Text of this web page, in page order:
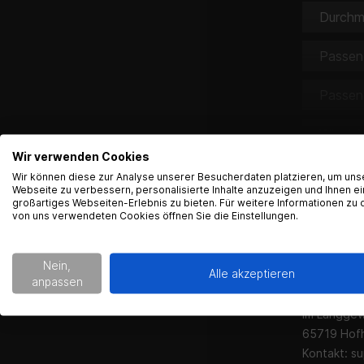
Haben
Produktsicherheit
Gearparts
Im
65719
Kontakt:
Wir verwenden Cookies
Wir können diese zur Analyse unserer Besucherdaten platzieren, um
Webseite zu verbessern, personalisierte Inhalte anzuzeigen und Ihnen
großartiges Webseiten-Erlebnis zu bieten. Für weitere Informationen zu
von uns verwendeten Cookies öffnen Sie die Einstellungen.
Nein,
anpassen
Alle akzeptieren